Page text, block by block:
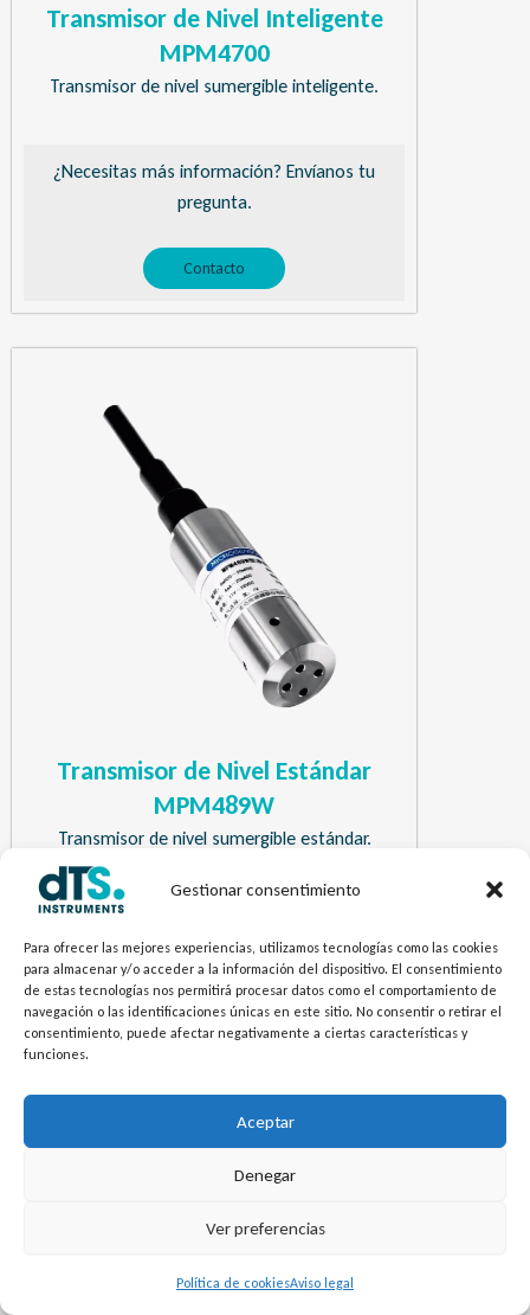
Gestionar consentimiento
Para ofrecer las mejores experiencias, utilizamos tecnologías como las cookies
para almacenar y/o acceder a la información del dispositivo. El consentimiento
de estas tecnologías nos permitirá procesar datos como el comportamiento de
navegación o las identificaciones únicas en este sitio. No consentir o retirar el
consentimiento, puede afectar negativamente a ciertas características y
funciones.
Aceptar
Denegar
Ver preferencias
Política de cookiesAviso legal
Transmisor de Nivel Inteligente
MPM4700
Transmisor de nivel sumergible inteligente.
¿Necesitas más información? Envíanos tu
pregunta.
Contacto
Transmisor de Nivel Estándar
MPM489W
Transmisor de nivel sumergible estándar.
pregunta.
Contacto